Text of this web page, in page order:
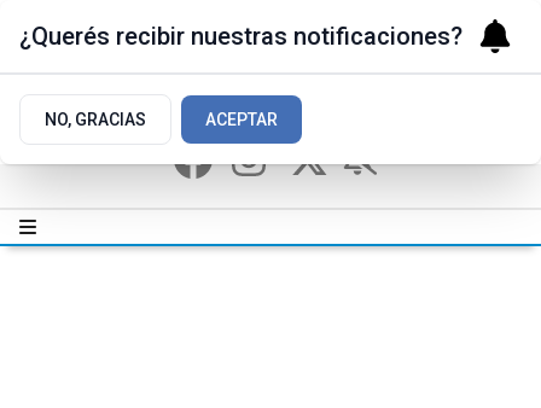
¿Querés recibir nuestras notificaciones?
NO, GRACIAS ACEPTAR